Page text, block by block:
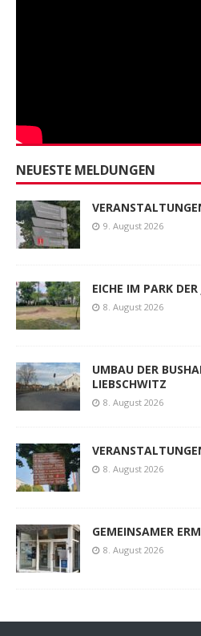
NEUESTE MELDUNGEN
9. August 2026
EICHE IM PARK
8. August 2026
UMBAU DER
LIEBSCHWITZ
8. August 2026
8. August 2026
GEMEINSAMER
8. August 2026